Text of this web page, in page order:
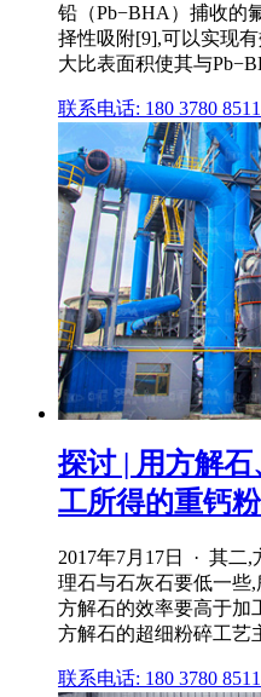
铅（Pb−BHA）捕收的
择性吸附[9],可以实现
大比表面积使其与
联系电话: 180 3780 8511
探讨 | 用方解
工所得的重钙
2017年7月17日 · 其二
理石与石灰石要低一些
方解石的效率要高于加
方解石的超细粉碎工艺
联系电话: 180 3780 8511